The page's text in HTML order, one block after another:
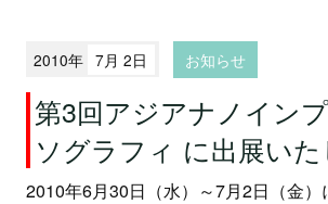
2010年 7月 2日 お知らせ
第3回アジアナノイン
ソグラフィ に出展い
2010年6月30日（水）～7月2日（金）